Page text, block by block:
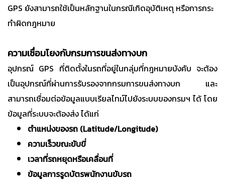
GPS ยังสามารถใช้เป็นหลักฐานในกรณีเกิดอุบัติเหตุ หรือการกระ
ทำผิดกฎหมาย
ความเชื่อมโยงกับกรมการขนส่งทางบก
อุปกรณ์ GPS ที่ติดตั้งในรถที่อยู่ในกลุ่มที่กฎหมายบังคับ จะต้อง
เป็นอุปกรณ์ที่ผ่านการรับรองจากกรมการขนส่งทางบก และ
สามารถเชื่อมต่อข้อมูลแบบเรียลไทม์ไปยังระบบของกรมฯ ได้ โดย
ข้อมูลที่ระบบจะต้องส่ง ได้แก่
ตำแหน่งของรถ (Latitude/Longitude)
ความเร็วขณะขับขี่
เวลาที่รถหยุดหรือเคลื่อนที่
ข้อมูลการรูดบัตรพนักงานขับรถ